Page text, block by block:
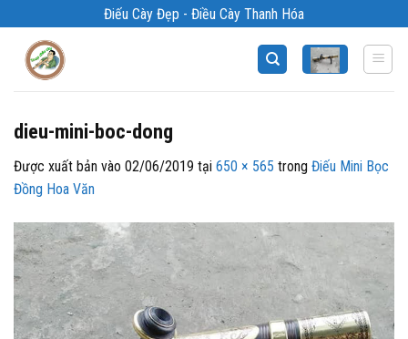
qua
Điếu Cày Đẹp - Điều Cày Thanh Hóa
dieu-mini-boc-dong
Được xuất bản vào 02/06/2019 tại 650 × 565 trong Điếu Mini Bọc
Đồng Hoa Văn